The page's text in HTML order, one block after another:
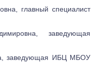
главный специалист
заведующая
заведующая ИБЦ МБОУ